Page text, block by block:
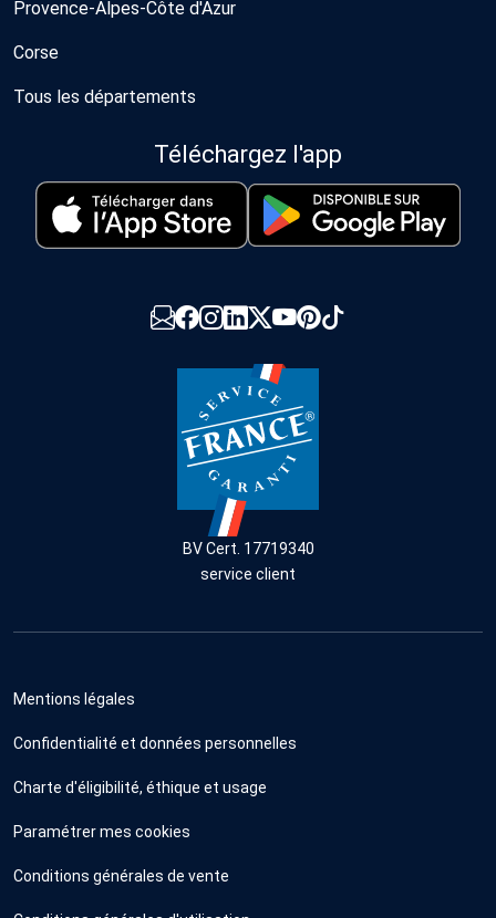
Provence-Alpes-Côte d'Azur
Corse
Tous les départements
Téléchargez l'app
BV Cert. 17719340
service client
Mentions légales
Confidentialité et données personnelles
Charte d'éligibilité, éthique et usage
Paramétrer mes cookies
Conditions générales de vente